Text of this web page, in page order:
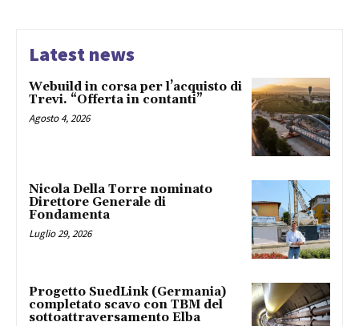
Latest news
Webuild in corsa per l’acquisto di
Trevi. “Offerta in contanti”
Agosto 4, 2026
Nicola Della Torre nominato
Direttore Generale di
Fondamenta
Luglio 29, 2026
Progetto SuedLink (Germania)
completato scavo con TBM del
sottoattraversamento Elba